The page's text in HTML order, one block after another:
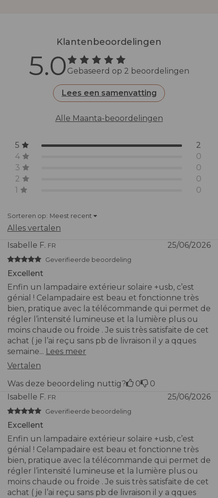
Klantenbeoordelingen
5.0 Gebaseerd op 2 beoordelingen
Lees een samenvatting
Alle Maanta-beoordelingen
5
2
4
0
3
0
2
0
1
0
Sorteren op: Meest recent
Alles vertalen
Isabelle F. FR 25/06/2026
Geverifieerde beoordeling
Excellent
Enfin un lampadaire extérieur solaire +usb, c’est
génial ! Celampadaire est beau et fonctionne très
bien, pratique avec la télécommande qui permet de
régler l’intensité lumineuse et la lumière plus ou
moins chaude ou froide . Je suis très satisfaite de cet
achat ( je l’ai reçu sans pb de livraison il y a qques
semaine... Lees meer
Vertalen
Was deze beoordeling nuttig?
0
0
Isabelle F. FR 25/06/2026
Geverifieerde beoordeling
Excellent
Enfin un lampadaire extérieur solaire +usb, c’est
génial ! Celampadaire est beau et fonctionne très
bien, pratique avec la télécommande qui permet de
régler l’intensité lumineuse et la lumière plus ou
moins chaude ou froide . Je suis très satisfaite de cet
achat ( je l’ai reçu sans pb de livraison il y a qques